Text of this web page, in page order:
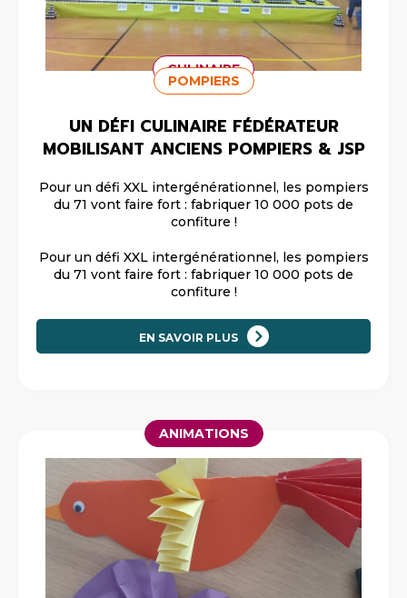
CULINAIRE
POMPIERS
UN DÉFI CULINAIRE FÉDÉRATEUR
MOBILISANT ANCIENS POMPIERS & JSP
Pour un défi XXL intergénérationnel, les pompiers
du 71 vont faire fort : fabriquer 10 000 pots de
confiture !
Pour un défi XXL intergénérationnel, les pompiers
du 71 vont faire fort : fabriquer 10 000 pots de
confiture !
EN SAVOIR PLUS
ANIMATIONS